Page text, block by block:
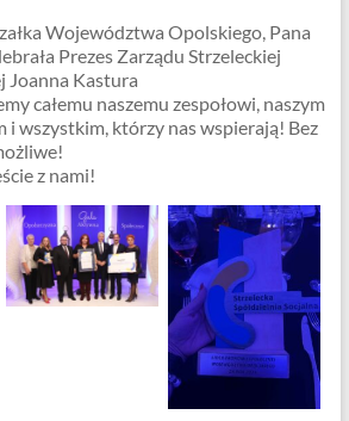
Województwa Opolskiego, Pana
Prezes Zarządu Strzeleckiej
Joanna Kastura
całemu naszemu zespołowi, naszym
wszystkim, którzy nas wspierają! Bez
z nami!